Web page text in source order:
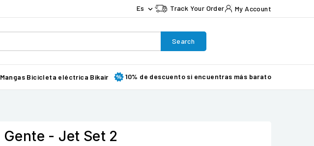
Es  Track Your Order My Account
Search
Mangas Bicicleta eléctrica Bikair 10% de descuento si encuentras más barato
Gente - Jet Set 2